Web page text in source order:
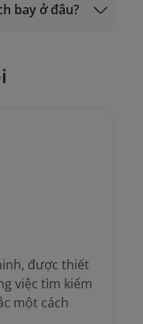
bay ở đâu?
được thiết
việc tìm kiếm
một cách